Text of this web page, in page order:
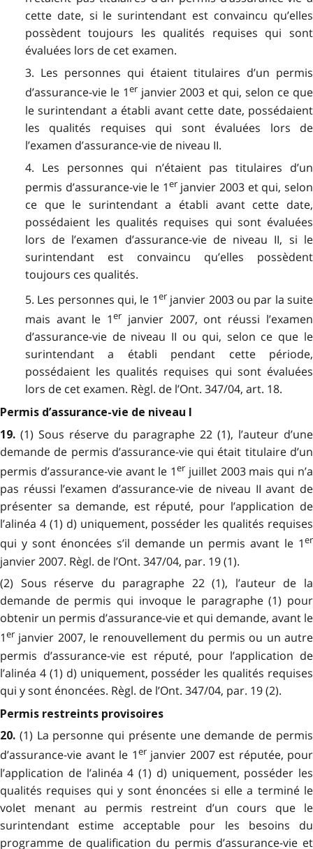
cette date, si le surintendant est convaincu qu’elles
possèdent toujours les qualités requises qui sont
évaluées lors de cet examen.
3. Les personnes qui étaient titulaires d’un permis
d’assurance-vie le 1erjanvier 2003 et qui, selon ce que
le surintendant a établi avant cette date, possédaient
les qualités requises qui sont évaluées lors de
l’examen d’assurance-vie de niveau II.
4. Les personnes qui n’étaient pas titulaires d’un
permis d’assurance-vie le 1erjanvier 2003 et qui, selon
ce que le surintendant a établi avant cette date,
possédaient les qualités requises qui sont évaluées
lors de l’examen d’assurance-vie de niveau II, si le
surintendant est convaincu qu’elles possèdent
toujours ces qualités.
5. Les personnes qui, le 1erjanvier 2003 ou par la suite
mais avant le 1er janvier 2007, ont réussi l’examen
d’assurance-vie de niveau II ou qui, selon ce que le
surintendant a établi pendant cette période,
possédaient les qualités requises qui sont évaluées
lors de cet examen. Règl. de l’Ont. 347/04, art. 18.
Permis d’assurance-vie de niveau I
19. (1) Sous réserve du paragraphe 22 (1), l’auteur d’une
demande de permis d’assurance-vie qui était titulaire d’un
permis d’assurance-vie avant le 1er juillet 2003 mais qui n’a
pas réussi l’examen d’assurance-vie de niveau II avant de
présenter sa demande, est réputé, pour l’application de
l’alinéa 4 (1) d) uniquement, posséder les qualités requises
qui y sont énoncées s’il demande un permis avant le 1er
janvier 2007. Règl. de l’Ont. 347/04, par. 19 (1).
(2) Sous réserve du paragraphe 22 (1), l’auteur de la
demande de permis qui invoque le paragraphe (1) pour
obtenir un permis d’assurance-vie et qui demande, avant le
1er janvier 2007, le renouvellement du permis ou un autre
permis d’assurance-vie est réputé, pour l’application de
l’alinéa 4 (1) d) uniquement, posséder les qualités requises
qui y sont énoncées. Règl. de l’Ont. 347/04, par. 19 (2).
Permis restreints provisoires
20. (1) La personne qui présente une demande de permis
d’assurance-vie avant le 1erjanvier 2007 est réputée, pour
l’application de l’alinéa 4 (1) d) uniquement, posséder les
qualités requises qui y sont énoncées si elle a terminé le
volet menant au permis restreint d’un cours que le
surintendant estime acceptable pour les besoins du
programme de qualification du permis d’assurance-vie et